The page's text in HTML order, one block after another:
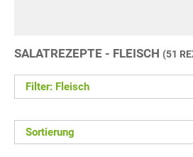
SALATREZEPTE - FLEISCH (51
Filter: Fleisch
Sortierung